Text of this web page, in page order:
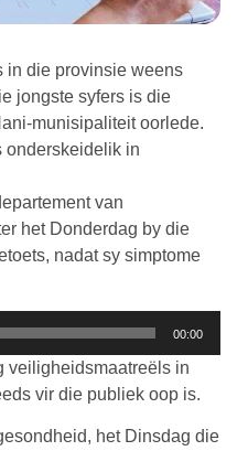
in die provinsie weens
jongste syfers is die
munisipaliteit oorlede.
onderskeidelik in
van
het Donderdag by die
nadat sy simptome
00:00
veiligheidsmaatreëls in
vir die publiek oop is.
het Dinsdag die